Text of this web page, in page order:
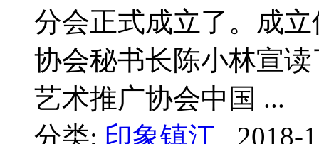
分会正式成立了。成
协会秘书长陈小林宣
艺术推广协会中国 ...
分类: 印象镇江
2018-